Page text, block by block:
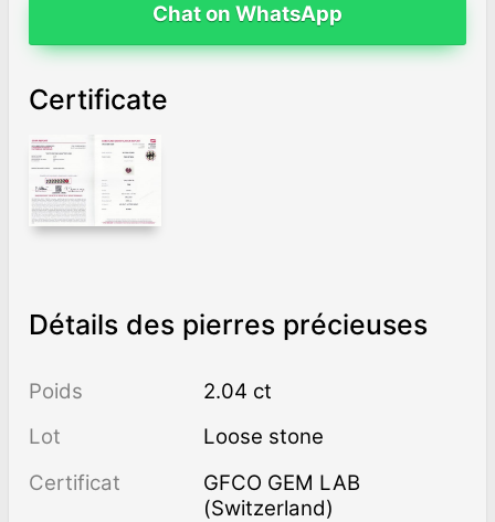
Chat on WhatsApp
Certificate
Détails des pierres précieuses
Poids
2.04 ct
Lot
Loose stone
Certificat
GFCO GEM LAB
(Switzerland)